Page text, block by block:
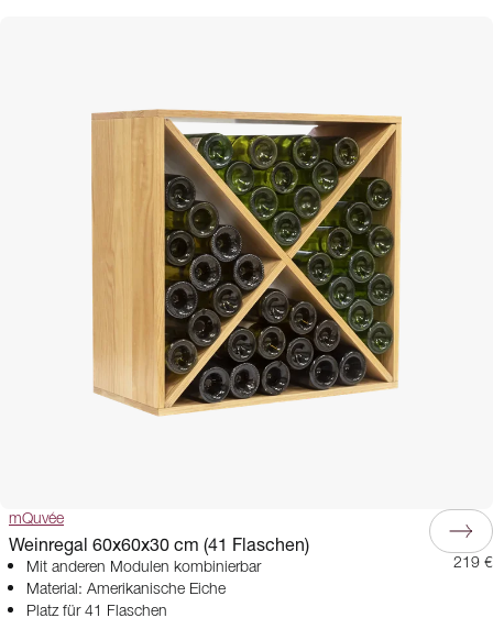
mQuvée
Weinregal 60x60x30 cm (41 Flaschen)
Mit anderen Modulen kombinierbar
Material: Amerikanische Eiche
Platz für 41 Flaschen
219 €